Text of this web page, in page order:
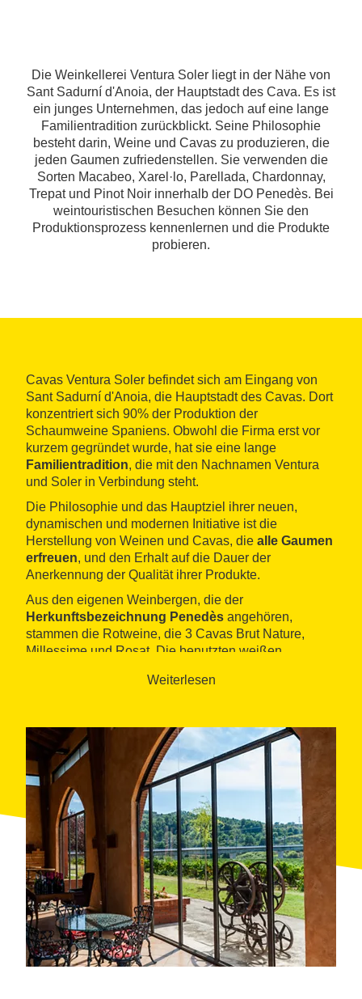
Die Weinkellerei Ventura Soler liegt in der Nähe von
Sant Sadurní d'Anoia, der Hauptstadt des Cava. Es ist
ein junges Unternehmen, das jedoch auf eine lange
Familientradition zurückblickt. Seine Philosophie
besteht darin, Weine und Cavas zu produzieren, die
jeden Gaumen zufriedenstellen. Sie verwenden die
Sorten Macabeo, Xarel·lo, Parellada, Chardonnay,
Trepat und Pinot Noir innerhalb der DO Penedès. Bei
weintouristischen Besuchen können Sie den
Produktionsprozess kennenlernen und die Produkte
probieren.
Cavas Ventura Soler befindet sich am Eingang von
Sant Sadurní d'Anoia, die Hauptstadt des Cavas. Dort
konzentriert sich 90% der Produktion der
Schaumweine Spaniens. Obwohl die Firma erst vor
kurzem gegründet wurde, hat sie eine lange
Familientradition, die mit den Nachnamen Ventura
und Soler in Verbindung steht.
Die Philosophie und das Hauptziel ihrer neuen,
dynamischen und modernen Initiative ist die
Herstellung von Weinen und Cavas, die alle Gaumen
erfreuen, und den Erhalt auf die Dauer der
Anerkennung der Qualität ihrer Produkte.
Aus den eigenen Weinbergen, die der
Herkunftsbezeichnung Penedès angehören,
stammen die Rotweine, die 3 Cavas Brut Nature,
Millessime und Rosat. Die benutzten weißen
und Chardonnay und die roten Trauben-Varietäten
DieBesuche des Önologie-Tourismus(mit
telefonische Terminvereinbarung) erlauben den
Herstellungsprozess ihrer Produkte näher kennen zu
lernen und zu verkosten.
Weiterlesen